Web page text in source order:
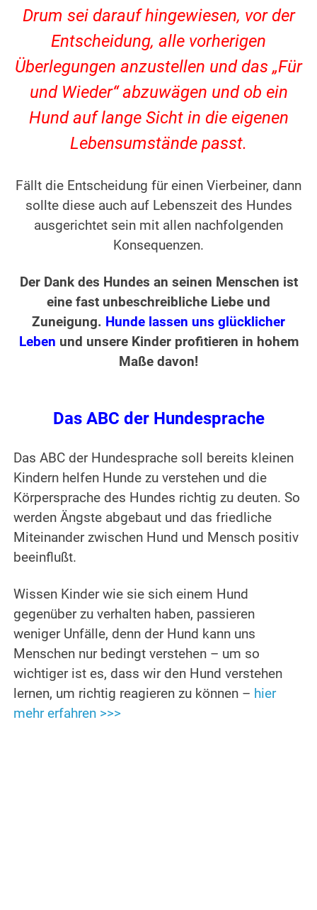
Drum sei darauf hingewiesen, vor der
Entscheidung, alle vorherigen
Überlegungen anzustellen und das „Für
und Wieder“ abzuwägen und ob ein
Hund auf lange Sicht in die eigenen
Lebensumstände passt.
Fällt die Entscheidung für einen Vierbeiner, dann
sollte diese auch auf Lebenszeit des Hundes
ausgerichtet sein mit allen nachfolgenden
Konsequenzen.
Der Dank des Hundes an seinen Menschen ist
eine fast unbeschreibliche Liebe und
Zuneigung. Hunde lassen uns glücklicher
Leben und unsere Kinder profitieren in hohem
Maße davon!
Das ABC der Hundesprache
Das ABC der Hundesprache soll bereits kleinen
Kindern helfen Hunde zu verstehen und die
Körpersprache des Hundes richtig zu deuten. So
werden Ängste abgebaut und das friedliche
Miteinander zwischen Hund und Mensch positiv
beeinflußt.
Wissen Kinder wie sie sich einem Hund
gegenüber zu verhalten haben, passieren
weniger Unfälle, denn der Hund kann uns
Menschen nur bedingt verstehen – um so
wichtiger ist es, dass wir den Hund verstehen
lernen, um richtig reagieren zu können – hier
mehr erfahren >>>